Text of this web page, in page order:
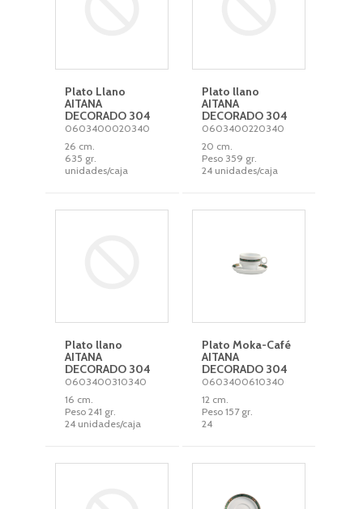
Plato Llano
AITANA
DECORADO 304
0603400020340
26 cm.
635 gr.
unidades/caja
Plato llano
AITANA
DECORADO 304
0603400220340
20 cm.
Peso 359 gr.
24 unidades/caja
Plato llano
AITANA
DECORADO 304
0603400310340
16 cm.
Peso 241 gr.
24 unidades/caja
Plato Moka-Café
AITANA
DECORADO 304
0603400610340
12 cm.
Peso 157 gr.
24